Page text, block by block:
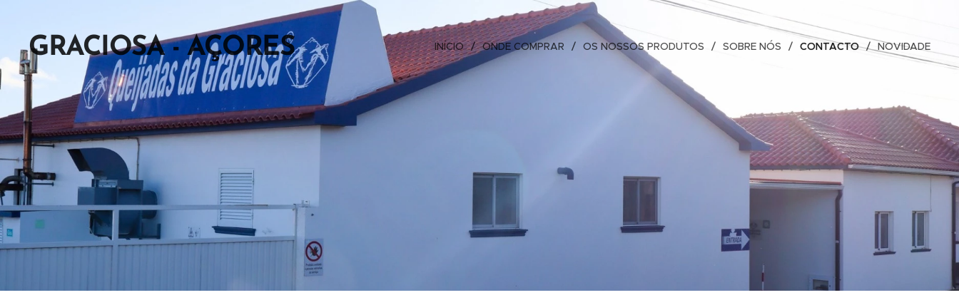
GRACIOSA -AÇORES INÍCIO ONDE COMPRAR OS NOSSOS PRODUTOS SOBRE NÓS CONTACTO NOVIDADE